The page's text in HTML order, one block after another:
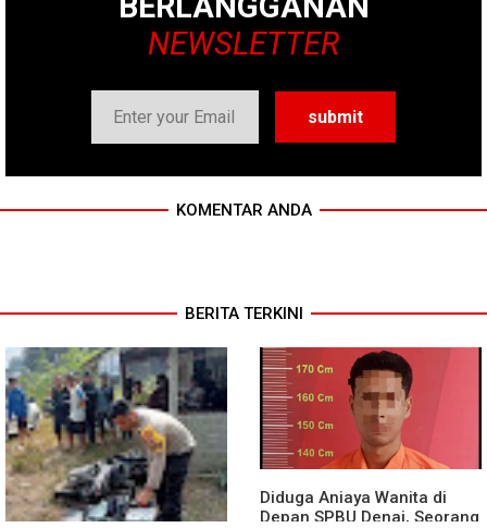
NEWSLETTER
KOMENTAR ANDA
BERITA TERKINI
Diduga Aniaya Wanita di
Depan SPBU Denai, Seorang